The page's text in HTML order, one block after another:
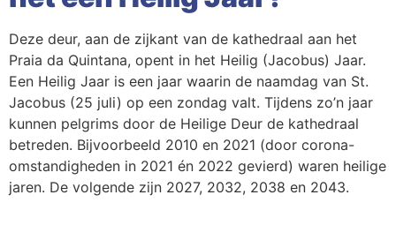
Deze deur, aan de zijkant van de kathedraal aan het
Praia da Quintana, opent in het Heilig (Jacobus) Jaar.
Een Heilig Jaar is een jaar waarin de naamdag van St.
Jacobus (25 juli) op een zondag valt. Tijdens zo’n jaar
kunnen pelgrims door de Heilige Deur de kathedraal
betreden. Bijvoorbeeld 2010 en 2021 (door corona-
omstandigheden in 2021 én 2022 gevierd) waren heilige
jaren. De volgende zijn 2027, 2032, 2038 en 2043.